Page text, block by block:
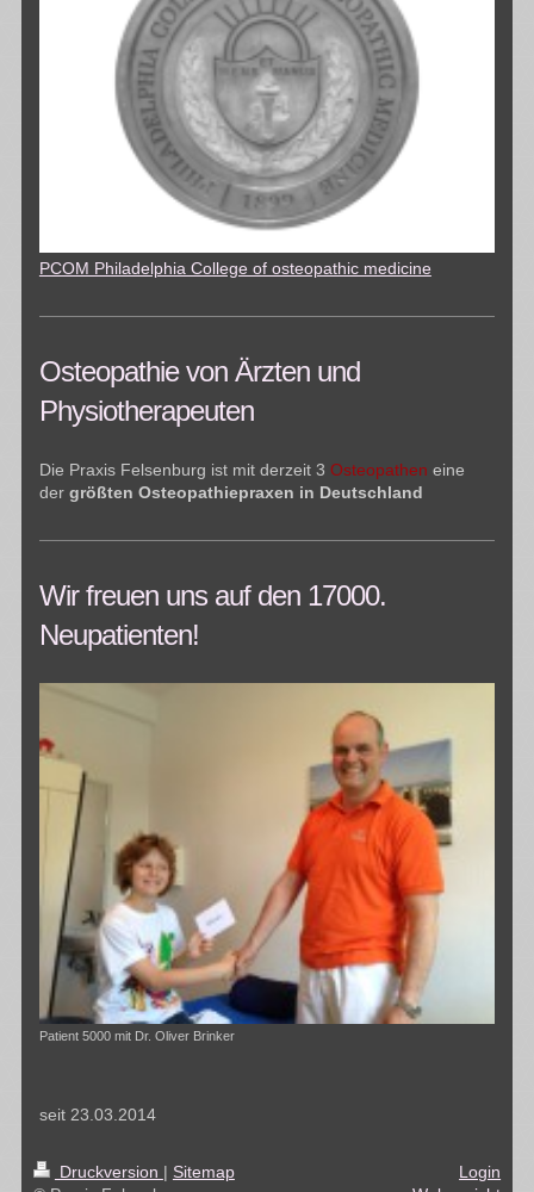
PCOM Philadelphia College of osteopathic medicine
Osteopathie von Ärzten und
Physiotherapeuten
Die Praxis Felsenburg ist mit derzeit 3 Osteopathen eine
der größten Osteopathiepraxen in Deutschland
Wir freuen uns auf den 17000.
Neupatienten!
Patient 5000 mit Dr. Oliver Brinker
seit 23.03.2014
Druckversion | Sitemap
Login